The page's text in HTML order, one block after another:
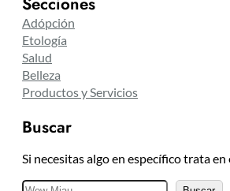
Adópción
Etología
Salud
Belleza
Productos y Servicios
Buscar
Si necesitas algo en específico trata en
B